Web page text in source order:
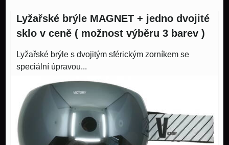
Lyžařské brýle MAGNET + jedno dvojité
sklo v ceně ( možnost výběru 3 barev )
Lyžařské brýle s dvojitým sférickým zorníkem se
speciální úpravou...